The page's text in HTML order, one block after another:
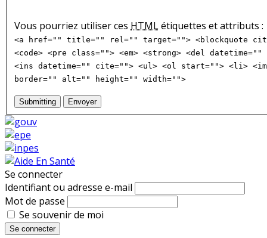
Vous pourriez utiliser ces HTMLétiquettes et attributs :
<a href="" title="" rel="" target=""> <blockquote
<code> <pre class=""> <em> <strong> <del
<ins datetime="" cite=""> <ul> <ol start=""> <li>
border="" alt="" height="" width="">
Submitting Envoyer
Se connecter
Identifiant ou adresse e-mail
Mot de passe
Se souvenir de moi
Se connecter